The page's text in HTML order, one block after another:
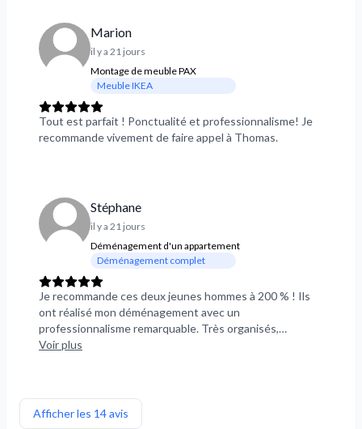
Marion
il y a 21 jours
Montage de meuble PAX
Meuble IKEA
Tout est parfait ! Ponctualité et professionnalisme! Je
recommande vivement de faire appel à Thomas.
Stéphane
il y a 21 jours
Déménagement d'un appartement
Déménagement complet
Je recommande ces deux jeunes hommes à 200 % ! Ils
ont réalisé mon déménagement avec un
professionnalisme remarquable. Très organisés,
ponctuels et extrêmement soigneux, ils ont pris grand
beaucoup plus serein. Un grand merci à tous les deux
pour votre excellent travail. Je n'hésiterai pas une
Voir plus
Afficher les 14 avis